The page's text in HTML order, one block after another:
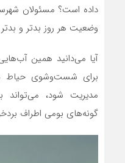
داده است؟ مسئولان
وضعیت هر روز بدتر و
آیا می‌دانید همین
برای شست‌وشوی حیاط
مدیریت شود، می‌تواند
گونه‌های بومی اطراف